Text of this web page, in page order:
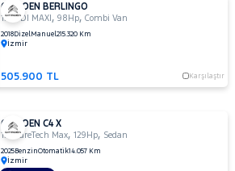
CITROEN BERLINGO
1.6 HDI MAXI ,98Hp,Combi Van
2018DizelManuel215.320 Km
İzmir
505.900 TL Karşılaştır
CITROEN C4 X
1.2 PureTech Max,129Hp, Sedan
2025BenzinOtomatik14.057 Km
İzmir